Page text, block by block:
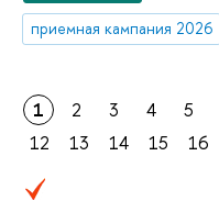
приемная кампания 2026
1 2 3 4 5
12
13 14 15 16